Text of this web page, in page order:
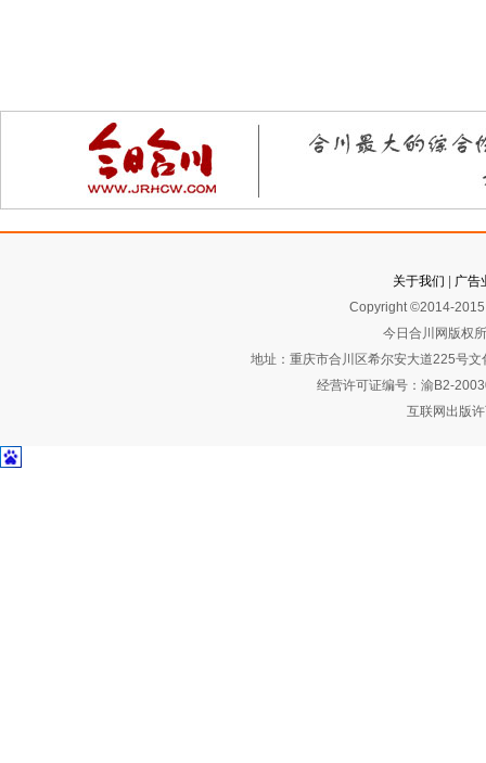
关于我们 | 广告
Copyright ©2014-
今日合川网版权
地址：重庆市合川区希尔安大道225号
经营许可证编号：渝B2-
互联网出版